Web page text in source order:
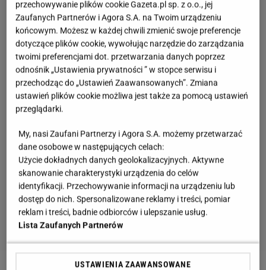
przechowywanie plików cookie Gazeta.pl sp. z o.o., jej
Zaufanych Partnerów i Agora S.A. na Twoim urządzeniu
końcowym. Możesz w każdej chwili zmienić swoje preferencje
dotyczące plików cookie, wywołując narzędzie do zarządzania
twoimi preferencjami dot. przetwarzania danych poprzez
odnośnik „Ustawienia prywatności ” w stopce serwisu i
przechodząc do „Ustawień Zaawansowanych”. Zmiana
ustawień plików cookie możliwa jest także za pomocą ustawień
przeglądarki.
My, nasi Zaufani Partnerzy i Agora S.A. możemy przetwarzać
dane osobowe w następujących celach:
Użycie dokładnych danych geolokalizacyjnych. Aktywne
skanowanie charakterystyki urządzenia do celów
identyfikacji. Przechowywanie informacji na urządzeniu lub
dostęp do nich. Spersonalizowane reklamy i treści, pomiar
reklam i treści, badnie odbiorców i ulepszanie usług.
Lista Zaufanych Partnerów
USTAWIENIA ZAAWANSOWANE